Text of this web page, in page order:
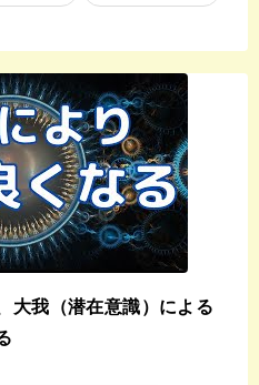
大我（潜在意識）による